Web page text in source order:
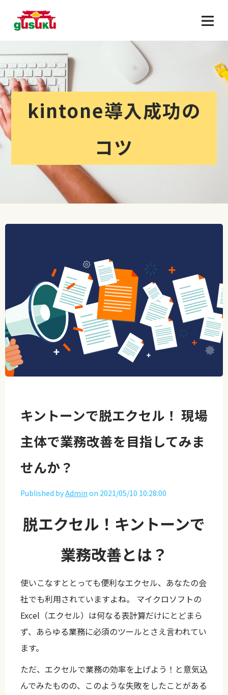
kintone導入成功の
コツ
キントーンで脱エクセル！ 現場
主体で業務改善を目指してみま
せんか？
Published byAdmin on 2021/05/10 10:28:00
脱エクセル！キントーンで
業務改善とは？
使いこなすととっても便利なエクセル、あなたの会
社でも利用されていますよね。 マイクロソフトの
Excel（エクセル）は何なる表計算だけにとどまら
ず、あらゆる業務に必須のツールとさえ言われてい
ます。
ただ、エクセルで業務の効率を上げよう！と意気込
んでみたものの、このような失敗をしたことがある